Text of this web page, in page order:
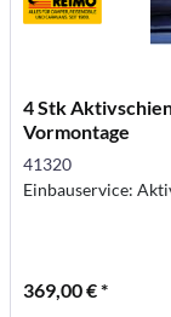
4 Stk
Vormontage
41320
Einbauservice:
369,00 € *